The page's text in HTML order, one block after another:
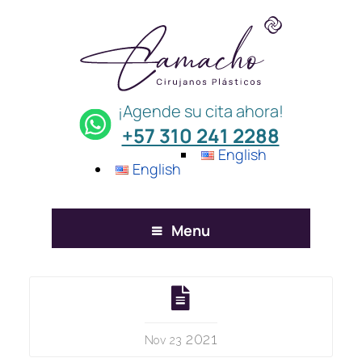
¡Agende su cita ahora!
+57 310 241 2288
English
English
Menu
Nov 232021